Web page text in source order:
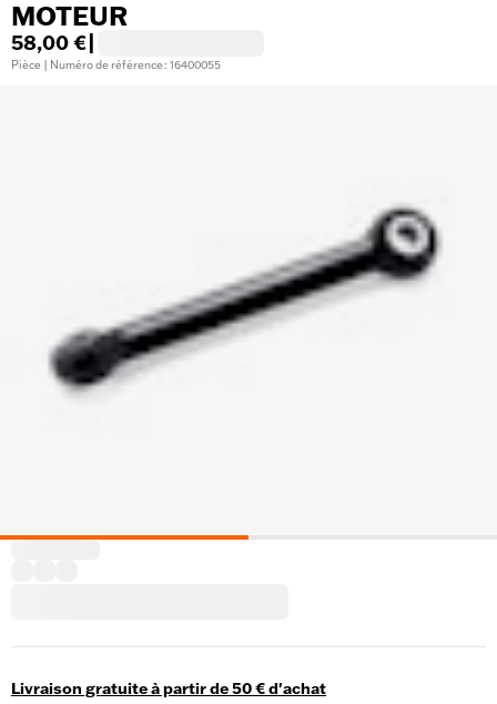
MOTEUR
58,00 €
Pièce | Numéro de référence : 16400055
Livraison gratuite à partir de 50 € d'achat